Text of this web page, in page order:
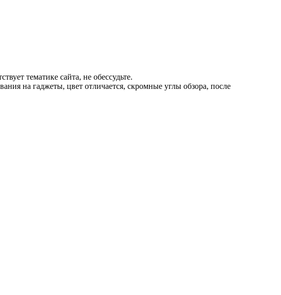
тематике сайта, не обессудьте.
на гаджеты, цвет отличается, скромные углы обзора, после